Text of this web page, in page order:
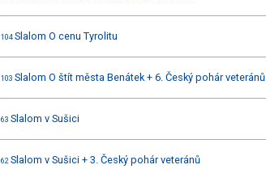
104 Slalom O cenu Tyrolitu
103 Slalom O štít města Benátek + 6. Český pohár veteránů
63 Slalom v Sušici
62 Slalom v Sušici + 3. Český pohár veteránů